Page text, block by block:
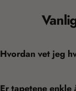
Hvordan vet jeg
Er tapetene enkle